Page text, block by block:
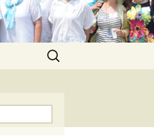
Keresés: